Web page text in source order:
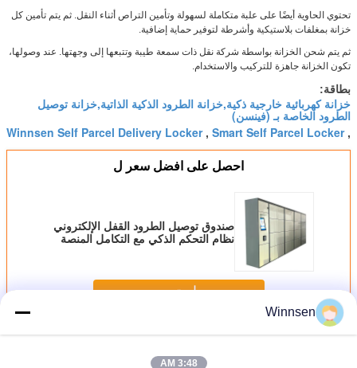
تحتوي الحاوية أيضًا على علبة متكاملة لسهولة وتأمين التراص أثناء النقل. ثم يتم تأمين كل
خزانة بمغلفات بلاستيكية وأشرطة لتوفير حماية إضافية.
ثم يتم شحن الخزانة بواسطة شركة نقل ذات سمعة طيبة وتتبعها إلى وجهتها. عند وصولها،
تكون الخزانة جاهزة للتركيب والاستخدام.
بطاقة:
خزانة كهربائية خارجية ذكية,خزانة الطرود الذكية الذاتية,خزانة توصيل
الطرود الخاصة بـ (فينسن)
,
Smart Self Parcel Locker
,
Winnsen Self Parcel Delivery Locker
احصل على افضل سعر ل
صندوق توصيل الطرود القفل الإلكتروني
نظام التحكم الذكي مع التكامل المنصة
استمر
أكثرالخزانة الذكية
Winnsen
3:48 AM